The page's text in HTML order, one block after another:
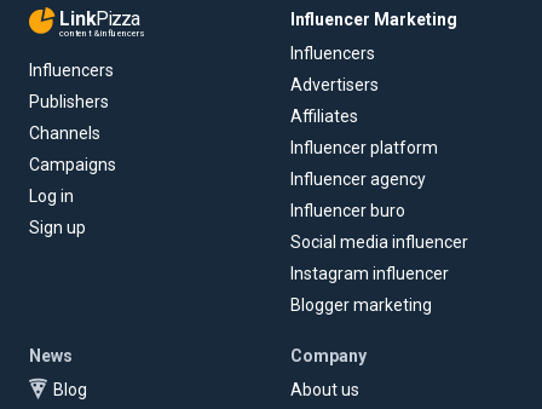
LinkPizza
content & influencers
Influencers
Publishers
Channels
Campaigns
Log in
Sign up
Influencer Marketing
Influencers
Advertisers
Affiliates
Influencer platform
Influencer agency
Influencer buro
Social media influencer
Instagram influencer
Blogger marketing
News
Blog
Company
About us